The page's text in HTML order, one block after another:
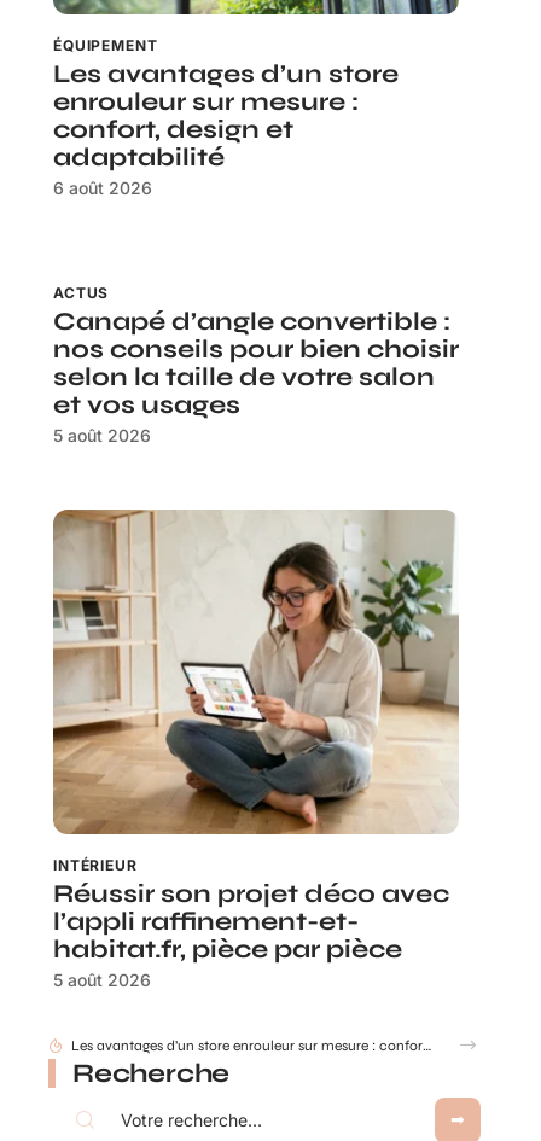
ÉQUIPEMENT
Les avantages d’un store
enrouleur sur mesure :
confort, design et
adaptabilité
6 août 2026
ACTUS
Canapé d’angle convertible :
nos conseils pour bien choisir
selon la taille de votre salon
et vos usages
5 août 2026
INTÉRIEUR
Réussir son projet déco avec
l’appli raffinement-et-
habitat.fr, pièce par pièce
5 août 2026
Les avantages d’un store enrouleur sur mesure : confort, design et adaptabilité
Recherche